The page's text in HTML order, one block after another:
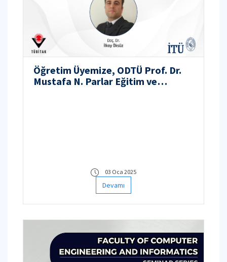
Öğretim Üyemize, ODTÜ Prof. Dr.
Mustafa N. Parlar Eğitim ve
03 Oca 2025
Devamı